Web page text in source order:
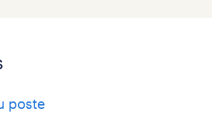
poste